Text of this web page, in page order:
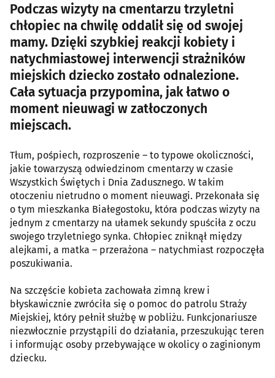
Podczas wizyty na cmentarzu trzyletni
chłopiec na chwilę oddalił się od swojej
mamy. Dzięki szybkiej reakcji kobiety i
natychmiastowej interwencji strażników
miejskich dziecko zostało odnalezione.
Cała sytuacja przypomina, jak łatwo o
moment nieuwagi w zatłoczonych
miejscach.
Tłum, pośpiech, rozproszenie – to typowe okoliczności,
jakie towarzyszą odwiedzinom cmentarzy w czasie
Wszystkich Świętych i Dnia Zadusznego. W takim
otoczeniu nietrudno o moment nieuwagi. Przekonała się
o tym mieszkanka Białegostoku, która podczas wizyty na
jednym z cmentarzy na ułamek sekundy spuściła z oczu
swojego trzyletniego synka. Chłopiec zniknął między
alejkami, a matka – przerażona – natychmiast rozpoczęła
poszukiwania.
Na szczęście kobieta zachowała zimną krew i
błyskawicznie zwróciła się o pomoc do patrolu Straży
Miejskiej, który pełnił służbę w pobliżu. Funkcjonariusze
niezwłocznie przystąpili do działania, przeszukując teren
i informując osoby przebywające w okolicy o zaginionym
dziecku.